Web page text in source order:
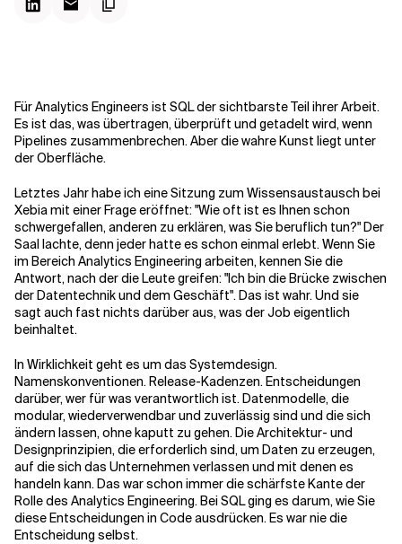
Verwandte Themen
Für Analytics Engineers ist SQL der sichtbarste Teil ihrer Arbeit.
Es ist das, was übertragen, überprüft und getadelt wird, wenn
Pipelines zusammenbrechen. Aber die wahre Kunst liegt unter
der Oberfläche.
Letztes Jahr habe ich eine Sitzung zum Wissensaustausch bei
Xebia mit einer Frage eröffnet: "Wie oft ist es Ihnen schon
schwergefallen, anderen zu erklären, was Sie beruflich tun?" Der
Saal lachte, denn jeder hatte es schon einmal erlebt. Wenn Sie
im Bereich Analytics Engineering arbeiten, kennen Sie die
Antwort, nach der die Leute greifen: "Ich bin die Brücke zwischen
der Datentechnik und dem Geschäft". Das ist wahr. Und sie
sagt auch fast nichts darüber aus, was der Job eigentlich
beinhaltet.
In Wirklichkeit geht es um das Systemdesign.
Namenskonventionen. Release-Kadenzen. Entscheidungen
darüber, wer für was verantwortlich ist. Datenmodelle, die
modular, wiederverwendbar und zuverlässig sind und die sich
ändern lassen, ohne kaputt zu gehen. Die Architektur- und
Designprinzipien, die erforderlich sind, um Daten zu erzeugen,
auf die sich das Unternehmen verlassen und mit denen es
handeln kann. Das war schon immer die schärfste Kante der
Rolle des Analytics Engineering. Bei SQL ging es darum, wie Sie
diese Entscheidungen in Code ausdrücken. Es war nie die
Entscheidung selbst.